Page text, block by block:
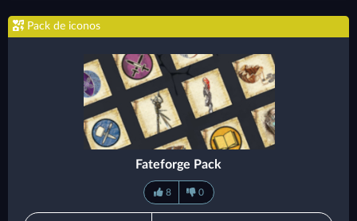
Pack de iconos
Fateforge Pack
8 0